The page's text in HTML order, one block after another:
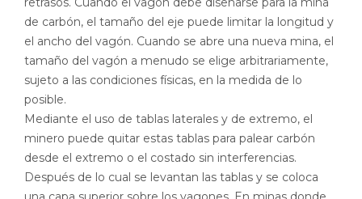
de carbón, el tamaño del eje puede limitar la longitud y
el ancho del vagón. Cuando se abre una nueva mina, el
tamaño del vagón a menudo se elige arbitrariamente,
sujeto a las condiciones físicas, en la medida de lo
posible.
Mediante el uso de tablas laterales y de extremo, el
minero puede quitar estas tablas para palear carbón
desde el extremo o el costado sin interferencias.
Después de lo cual se levantan las tablas y se coloca